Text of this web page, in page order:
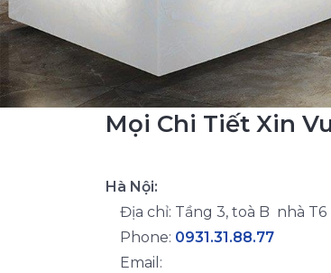
Mọi Chi Tiết Xin
Hà Nội:
Địa chỉ: Tầng 3, toà B nhà T6
Phone: 0931.31.88.77
Email: